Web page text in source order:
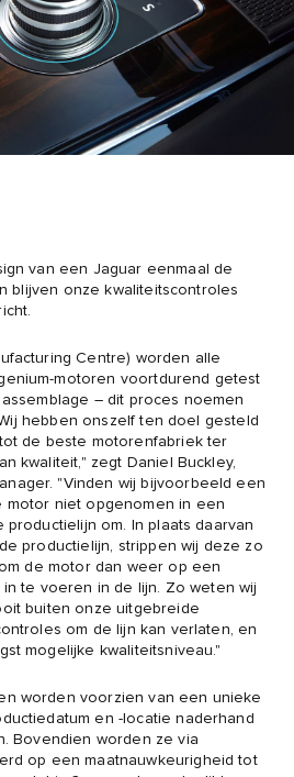
van een Jaguar eenmaal de
blijven onze kwaliteitscontroles
Centre) worden alle
motoren voortdurend getest
– dit proces noemen
hebben onszelf ten doel gesteld
de beste motorenfabriek ter
kwaliteit," zegt Daniel Buckley,
"Vinden wij bijvoorbeeld een
motor niet opgenomen in een
om. In plaats daarvan
productielijn, strippen wij deze zo
de motor dan weer op een
te voeren in de lijn. Zo weten wij
buiten onze uitgebreide
om de lijn kan verlaten, en
mogelijke kwaliteitsniveau."
worden voorzien van een unieke
en -locatie naderhand
Bovendien worden ze via
op een maatnauwkeurigheid tot